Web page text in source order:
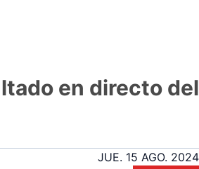
en directo
JUE. 15 AGO.